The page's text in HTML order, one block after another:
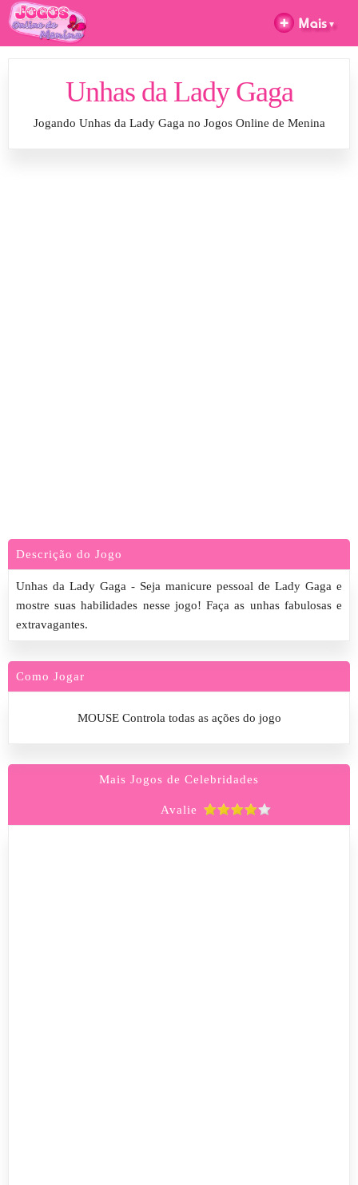
Unhas da Lady Gaga
Jogando Unhas da Lady Gaga no Jogos Online de Menina
Descrição do Jogo
Unhas da Lady Gaga - Seja manicure pessoal de Lady Gaga e
mostre suas habilidades nesse jogo! Faça as unhas fabulosas e
extravagantes.
Como Jogar
MOUSE Controla todas as ações do jogo
Mais Jogos de Celebridades
Avalie